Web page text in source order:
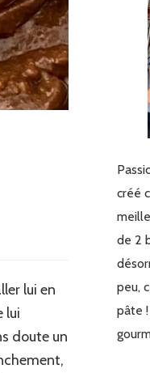
lui en
lui
doute un
créé
de 2
peu,
pâte